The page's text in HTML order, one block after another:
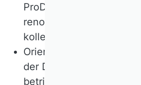
ProDok, in dem sich
renommierte
kollegen engagieren,
Orientierung an den
der Disziplin mit einem
betriebswirtschaftlich